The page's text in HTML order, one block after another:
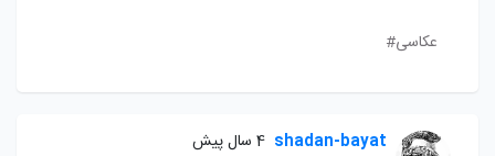
عکاسی#
shadan-bayat 4 سال پیش